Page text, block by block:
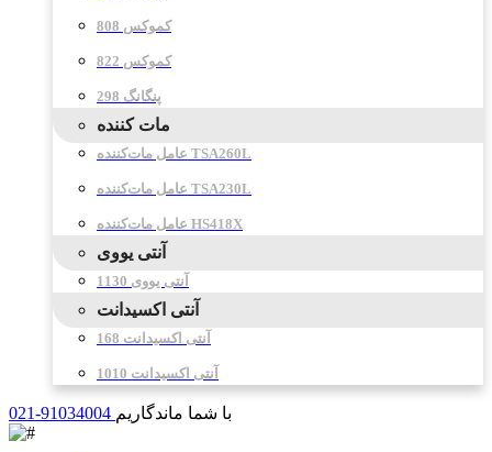
808 کموکس
822 کموکس
298 پنگانگ
مات کننده
عامل مات‌کننده TSA260L
عامل مات‌کننده TSA230L
عامل مات‌کننده HS418X
آنتی یووی
آنتی یووی 1130
آنتی اکسیدانت
آنتی اکسیدانت 168
آنتی اکسیدانت 1010
021-91034004 با شما ماندگاریم